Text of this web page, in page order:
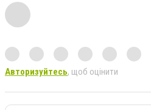
Авторизуйтесь, щоб оцінити